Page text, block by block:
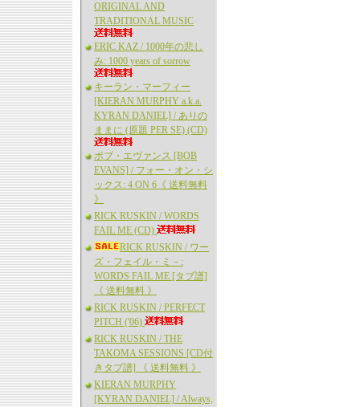
ORIGINAL AND
TRADITIONAL MUSIC
ERIC KAZ / 1000年の悲し
み: 1000 years of sorrow
キーラン・マーフィー
[KIERAN MURPHY a.k.a.
KYRAN DANIEL] / ありの
ままに (原題 PER SE) (CD)
ボブ・エヴァンス [BOB
EVANS] / フォー・オン・シ
ックス: 4 ON 6《 送料無料
》
RICK RUSKIN / WORDS
FAIL ME (CD)
RICK RUSKIN / ワー
ズ・フェイル・ミ－:
WORDS FAIL ME [タブ譜]
《 送料無料 》
RICK RUSKIN / PERFECT
PITCH ('06)
RICK RUSKIN / THE
TAKOMA SESSIONS [CD付
きタブ譜] 《 送料無料 》
KIERAN MURPHY
[KYRAN DANIEL] / Always,